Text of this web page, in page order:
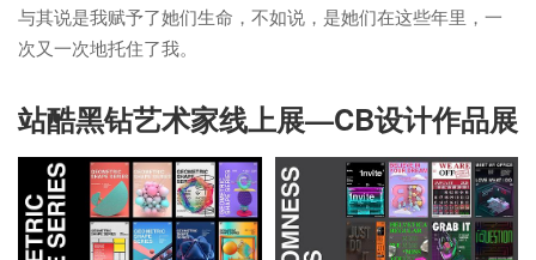
与其说是我赋予了她们生命，不如说，是她们在这些年里，一
次又一次地托住了我。
站酷黑钻艺术家线上展—CB设计作品展